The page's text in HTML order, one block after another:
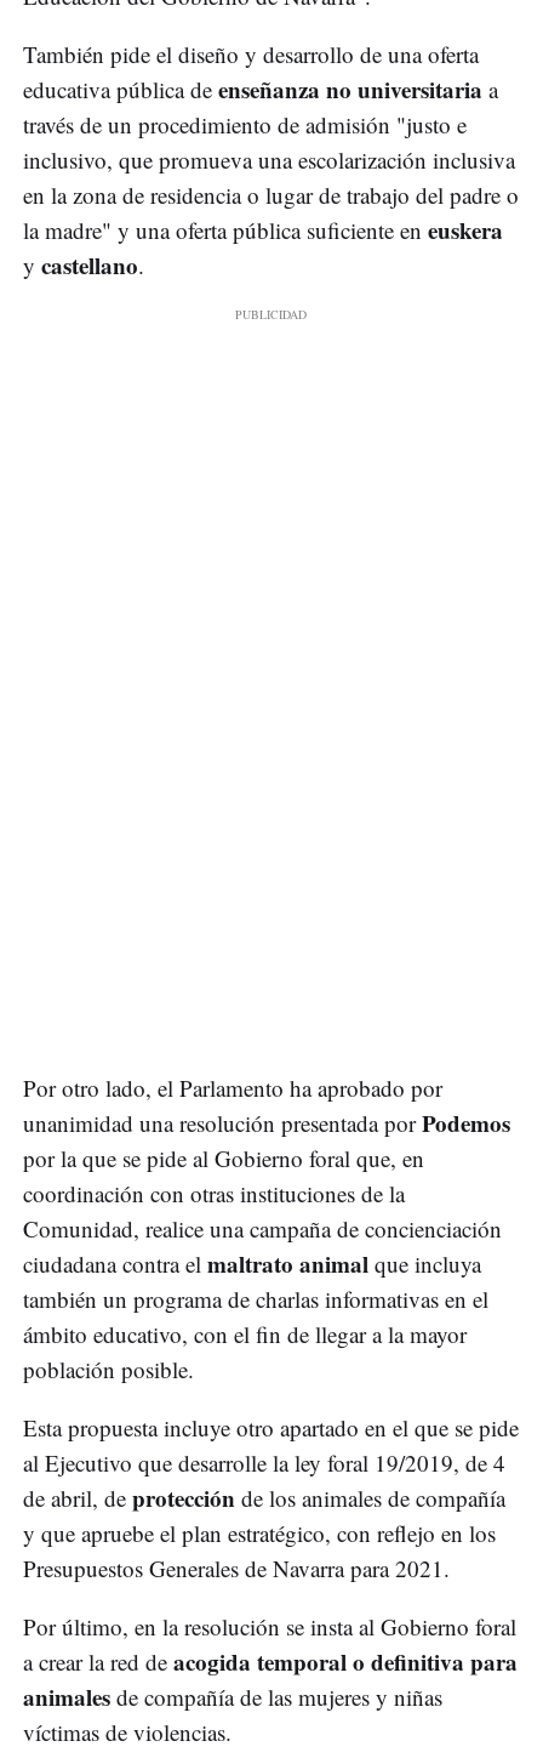
También pide el diseño y desarrollo de una oferta
educativa pública de enseñanza no universitaria a
través de un procedimiento de admisión "justo e
inclusivo, que promueva una escolarización inclusiva
en la zona de residencia o lugar de trabajo del padre o
la madre" y una oferta pública suficiente en euskera
y castellano.
Por otro lado, el Parlamento ha aprobado por
unanimidad una resolución presentada porPodemos
por la que se pide al Gobierno foral que, en
coordinación con otras instituciones de la
Comunidad, realice una campaña de concienciación
ciudadana contra el maltrato animal que incluya
también un programa de charlas informativas en el
ámbito educativo, con el fin de llegar a la mayor
población posible.
Esta propuesta incluye otro apartado en el que se pide
al Ejecutivo que desarrolle la ley foral 19/2019, de 4
de abril, de protección de los animales de compañía
y que apruebe el plan estratégico, con reflejo en los
Presupuestos Generales de Navarra para 2021.
Por último, en la resolución se insta al Gobierno foral
a crear la red de acogida temporal o definitiva para
animales de compañía de las mujeres y niñas
víctimas de violencias.